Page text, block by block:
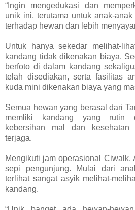
“Ingin mengedukasi dan
unik ini, terutama untuk anak-
terhadap hewan dan lebih
Untuk hanya sekedar melihat-
kandang tidak dikenakan biaya.
berfoto di dalam kandang
telah disediakan, serta fasilitas
kuda mini dikenakan biaya
Semua hewan yang berasal dari
memliki kandang yang rutin
kebersihan mal dan kesehatan
terjaga.
Mengikuti jam operasional Ciwalk,
sepi pengunjung. Mulai dari
terlihat sangat asyik melihat-
kandang.